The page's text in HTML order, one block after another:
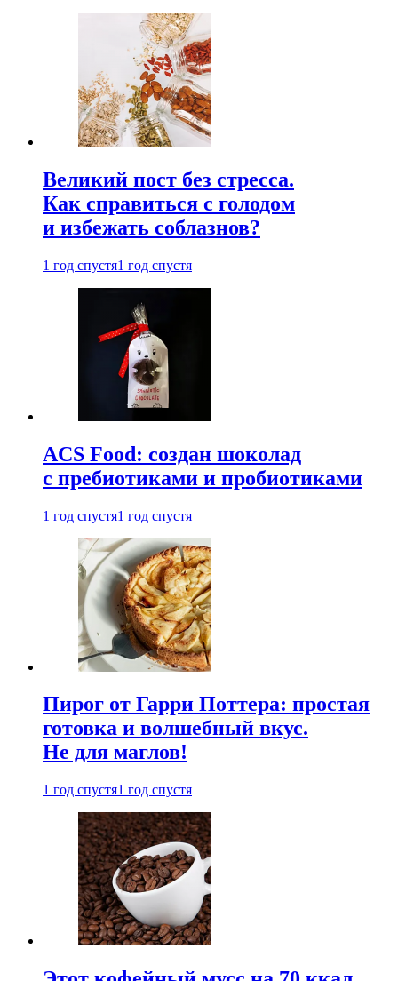
Великий пост без стресса.
Как справиться с голодом
и избежать соблазнов?
1 год спустя1 год спустя
ACS Food: создан шоколад
с пребиотиками и пробиотиками
1 год спустя1 год спустя
Пирог от Гарри Поттера: простая
готовка и волшебный вкус.
Не для маглов!
1 год спустя1 год спустя